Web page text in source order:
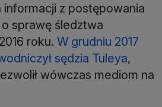
z postępowania
sprawę śledztwa
roku. W grudniu 2017
sędzia Tuleya,
wówczas mediom na